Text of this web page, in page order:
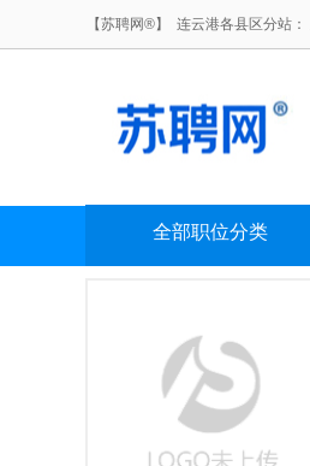
【苏聘网®】 连云港各县区分站：
全部职位分类